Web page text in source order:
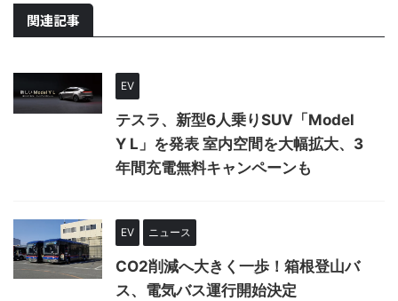
関連記事
EV
テスラ、新型6人乗りSUV「Model
Y L」を発表 室内空間を大幅拡大、3
年間充電無料キャンペーンも
EV ニュース
CO2削減へ大きく一歩！箱根登山バ
ス、電気バス運行開始決定